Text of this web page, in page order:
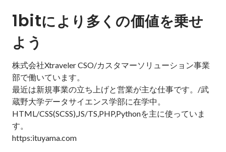
1bitにより多くの価値を乗せ
よう
株式会社Xtraveler CSO/カスタマーソリューション事業
部で働いています。
最近は新規事業の立ち上げと営業が主な仕事です。/武
蔵野大学データサイエンス学部に在学中。
HTML/CSS(SCSS),JS/TS,PHP,Pythonを主に使っていま
す。
https:ituyama.com